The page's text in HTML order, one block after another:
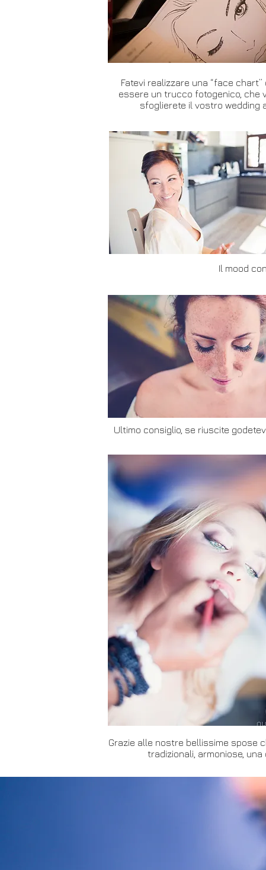
Fatevi realizzare una “face
essere un trucco fotogenico, che
sfoglierete il vostro wedding
Il mood
Ultimo consiglio, se riuscite
Grazie alle nostre bellissime spose
tradizionali, armoniose,